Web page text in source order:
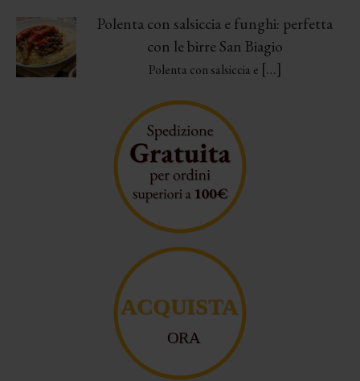
Polenta con salsiccia e funghi: perfetta
con le birre San Biagio
Polenta con salsiccia e […]